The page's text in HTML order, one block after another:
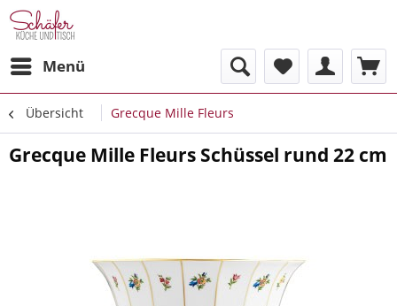
Menü
Übersicht Grecque Mille Fleurs
Grecque Mille Fleurs Schüssel rund 22 cm